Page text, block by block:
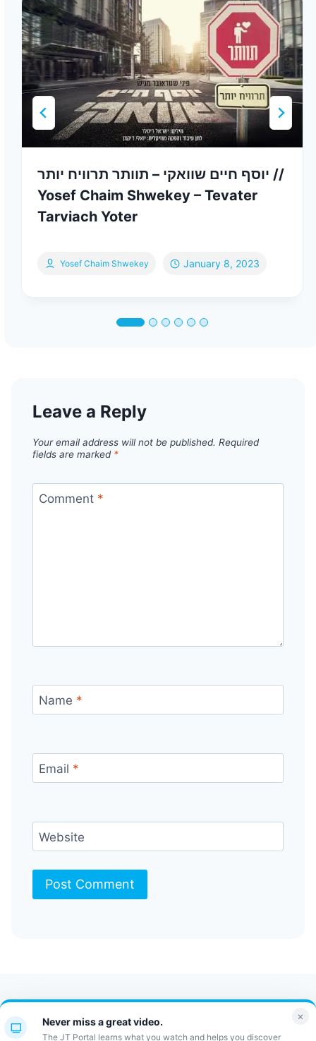
יוסף חיים שוואקי – תוותר תרוויח יותר //
Yosef Chaim Shwekey – Tevater
Tarviach Yoter
Yosef Chaim Shwekey January 8, 2023
Leave a Reply
Your email address will not be published. Required
fields are marked *
Comment *
Name *
Email *
Website
Contact Us FAQ
Bulletin
JT Portal
×
Never miss a great video.
The JT Portal learns what you watch and helps you discover